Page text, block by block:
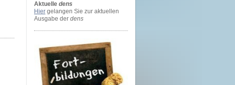
Aktuelle dens
Hier gelangen Sie zur aktuellen
Ausgabe der dens